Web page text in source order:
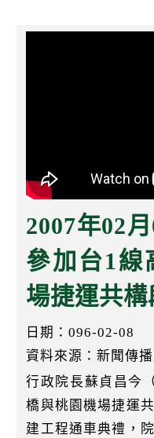
2007年02
參加台1線
場捷運共
日期：096-02-08
資料來源：新聞傳
行政院長蘇貞昌今
橋與桃園機場捷運
建工程通車典禮，